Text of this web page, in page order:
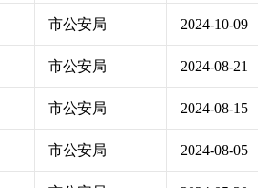
市公安局 2024-10-09
市公安局 2024-08-21
市公安局 2024-08-15
市公安局 2024-08-05